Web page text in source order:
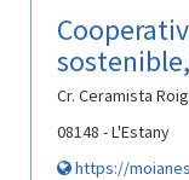
Cr. Ceramista
08148 - L'Estany
https://